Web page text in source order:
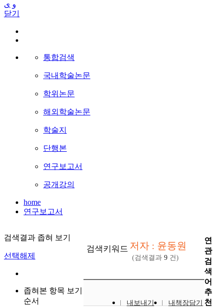
و ی
닫기
통합검색
국내학술논문
학위논문
해외학술논문
학술지
단행본
연구보고서
공개강의
home
연구보고서
검색결과 좁혀 보기
선택해제
좁혀본 항목 보기
순서
검색키워드 저자 : 윤동원
(검색결과 9 건)
내보내기
내책장담기
연
관
검
색
어
추
천